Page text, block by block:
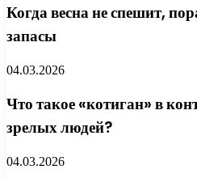
Когда весна не спешит,
запасы
04.03.2026
Что такое «котиган» в
зрелых людей?
04.03.2026